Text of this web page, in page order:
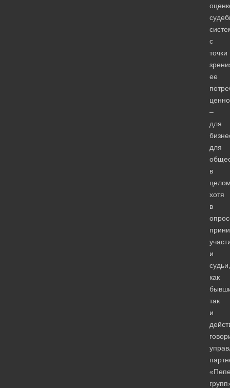
с
точки
ее
–
для
для
в
хотя
в
и
судьи,
как
так
и